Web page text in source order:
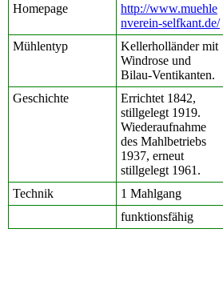
Homepage
http://www.muehle
nverein-selfkant.de/
Mühlentyp
Kellerholländer mit
Windrose und
Bilau-Ventikanten.
Geschichte
Errichtet 1842,
stillgelegt 1919.
Wiederaufnahme
des Mahlbetriebs
1937, erneut
stillgelegt 1961.
Technik
1 Mahlgang
funktionsfähig